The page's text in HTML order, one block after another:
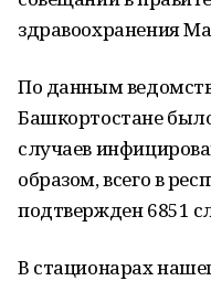
здравоохранения
По данным
Башкортостане
случаев
образом, всего в
подтвержден 6851
В стационарах